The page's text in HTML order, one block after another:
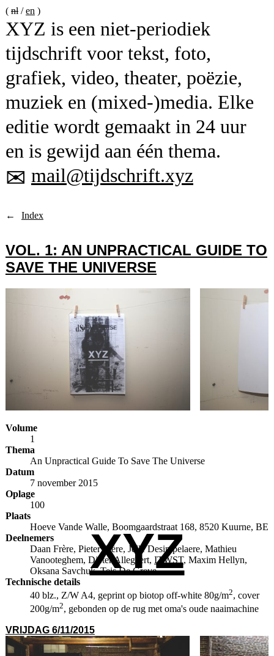
XYZ
nl en
XYZ is een niet-periodiek
tijdschrift voor tekst, foto,
grafiek, video, theater, poëzie,
muziek en (mixed-)media. Elke
editie wordt gemaakt in 24 uur
en is gewijd aan één thema.
✉︎ mail@tijdschrift.xyz
Index
VOL. 1: AN UNPRACTICAL GUIDE TO
SAVE THE UNIVERSE
Volume
1
Thema
An Unpractical Guide To Save The Universe
Datum
7 november 2015
Oplage
100
Plaats
Hoeve Vande Walle, Boomgaardstraat 168, 8520 Kuurne, BE
Deelnemers
Daan Frère, Pieter Frère, Jelle Desimpelaere, Mathieu
Vanooteghem, Dieter Allegaert, ITWST, Maxim Hellyn,
Oksana Savchuk,Teis De Greve
Technische details
40 blz., Z/W A4, geprint op biotop off-white 80g/m2, cover
200g/m2, gebonden op de rug met oma's oude naaimachine
VRIJDAG 6/11/2015